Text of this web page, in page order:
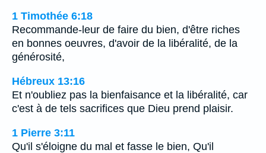
1 Timothée 6:18
Recommande-leur de faire du bien, d'être riches
en bonnes oeuvres, d'avoir de la libéralité, de la
générosité,
Hébreux 13:16
Et n'oubliez pas la bienfaisance et la libéralité, car
c'est à de tels sacrifices que Dieu prend plaisir.
1 Pierre 3:11
Qu'il s'éloigne du mal et fasse le bien, Qu'il